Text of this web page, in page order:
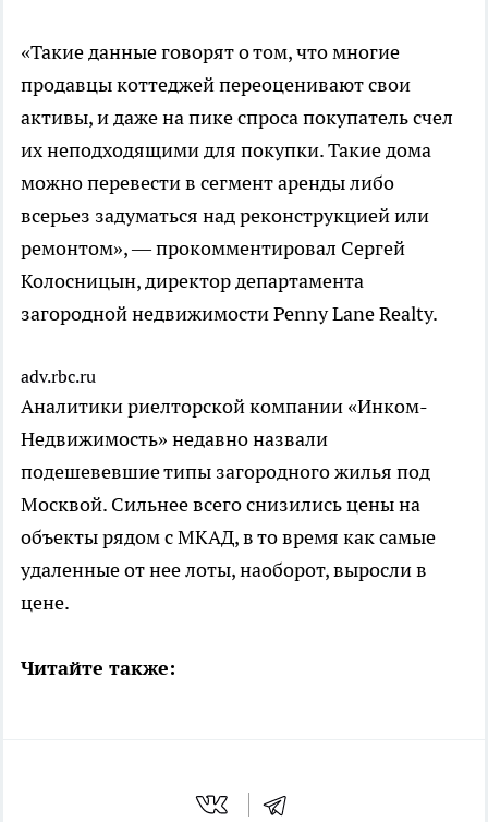
«Такие данные говорят о том, что многие
продавцы коттеджей переоценивают свои
активы, и даже на пике спроса покупатель счел
их неподходящими для покупки. Такие дома
можно перевести в сегмент аренды либо
всерьез задуматься над реконструкцией или
ремонтом», — прокомментировал Сергей
Колосницын, директор департамента
загородной недвижимости Penny Lane Realty.
adv.rbc.ru
Аналитики риелторской компании «Инком-
Недвижимость» недавно назвали
подешевевшие типы загородного жилья под
Москвой. Сильнее всего снизились цены на
объекты рядом с МКАД, в то время как самые
удаленные от нее лоты, наоборот, выросли в
цене.
Читайте также: